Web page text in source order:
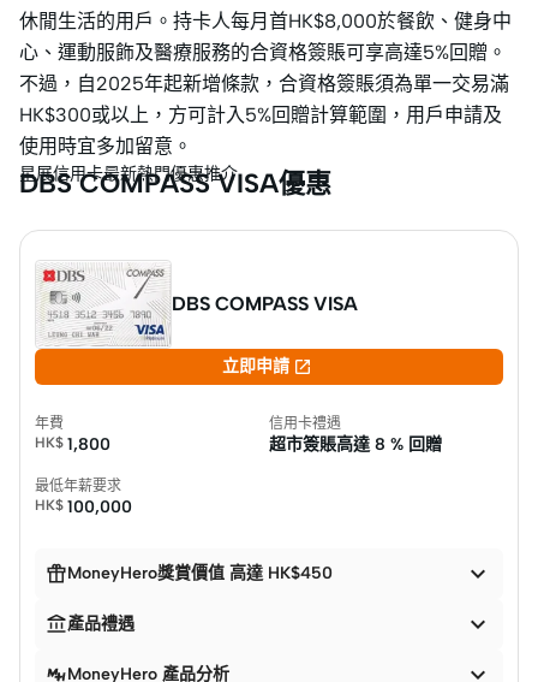
休閒生活的用戶。持卡人每月首HK$8,000於餐飲、健身中
心、運動服飾及醫療服務的合資格簽賬可享高達5%回贈。
不過，自2025年起新增條款，合資格簽賬須為單一交易滿
HK$300或以上，方可計入5%回贈計算範圍，用戶申請及
使用時宜多加留意。
星展信用卡最新熱門優惠推介
DBS COMPASS VISA優惠
DBS COMPASS VISA
立即申請 
年費
HK$ 1,800
信用卡禮遇
超市簽賬高達 8 % 回贈
最低年薪要求
HK$ 100,000
MoneyHero獎賞價值 高達 HK$450 
產品禮遇 
MoneyHero 產品分析 